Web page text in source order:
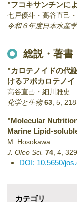
"フコキサンチンに
七戸優斗・高谷直己
令和６年度日本水産
総説・著書
"カロテノイドの代
けるアポカロテノ
高谷直己・細川雅史.
化学と生物 63 5
"Molecular
Marine Lipid-
M. Hosokawa
J. Oleo Sci. 74 4
DOI: 10.5650/
カテゴリ